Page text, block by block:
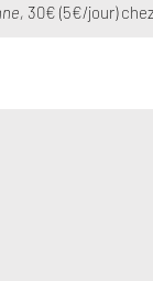
30€ (5€/jour) chez